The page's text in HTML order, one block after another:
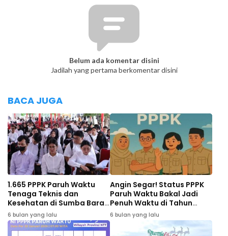
Belum ada komentar disini
Jadilah yang pertama berkomentar disini
BACA JUGA
1.665 PPPK Paruh Waktu
Tenaga Teknis dan
Kesehatan di Sumba Barat
Daya Akan Dilantik,
Tenaga Guru Mohon
Bersabar
6 bulan yang lalu
Angin Segar! Status PPPK
Paruh Waktu Bakal Jadi
Penuh Waktu di Tahun
2026
6 bulan yang lalu